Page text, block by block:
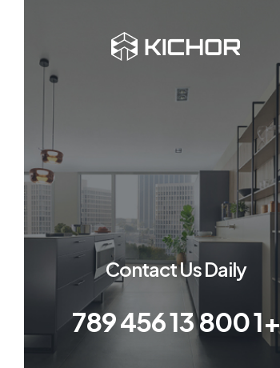
Contact Us Daily
+1 800 13 456 789